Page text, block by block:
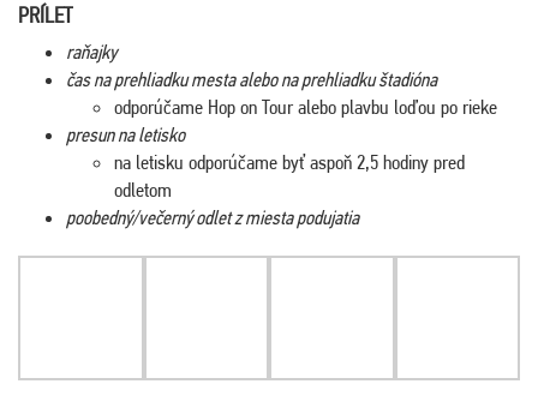
PRÍLET
raňajky
čas na prehliadku mesta alebo na prehliadku štadióna
odporúčame Hop on Tour alebo plavbu loďou po rieke
presun na letisko
na letisku odporúčame byť aspoň 2,5 hodiny pred
odletom
poobedný/večerný odlet z miesta podujatia